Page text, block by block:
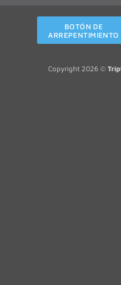
BOTÓN DE
ARREPENTIMIENTO
Copyright 2026 ©